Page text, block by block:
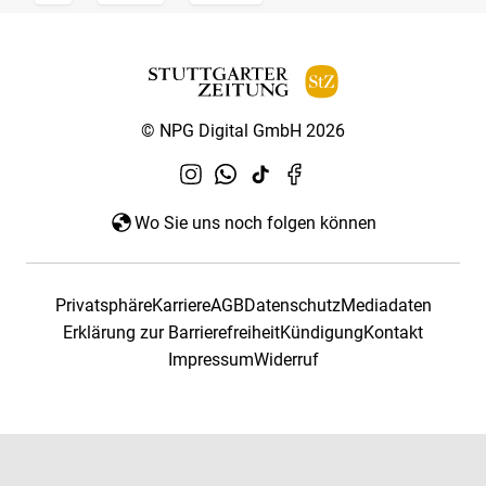
© NPG Digital GmbH 2026
Wo Sie uns noch folgen können
PrivatsphäreKarriereAGBDatenschutzMediadaten
Erklärung zur BarrierefreiheitKündigungKontakt
ImpressumWiderruf